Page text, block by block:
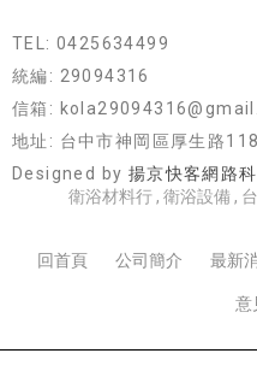
TEL: 0425634499
統編: 29094316
信箱:
地址: 台中市神岡區厚生路
Designed by 揚京快客網路
衛浴材料行 衛浴設備
回首頁 公司簡介 最新
意